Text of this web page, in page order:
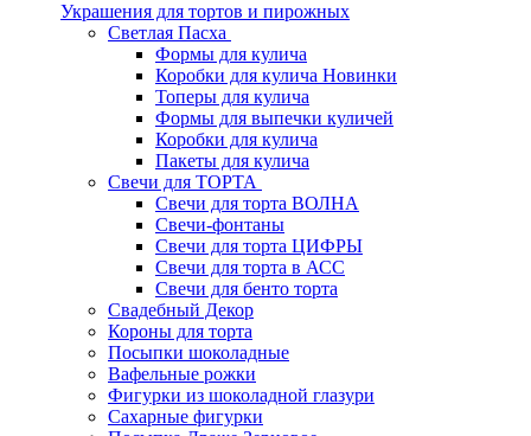
Украшения для тортов и пирожных
Светлая Пасха
Формы для кулича
Коробки для кулича Новинки
Топеры для кулича
Формы для выпечки куличей
Коробки для кулича
Пакеты для кулича
Свечи для ТОРТА
Свечи для торта ВОЛНА
Свечи-фонтаны
Свечи для торта ЦИФРЫ
Свечи для торта в АСС
Свечи для бенто торта
Свадебный Декор
Короны для торта
Посыпки шоколадные
Вафельные рожки
Фигурки из шоколадной глазури
Сахарные фигурки